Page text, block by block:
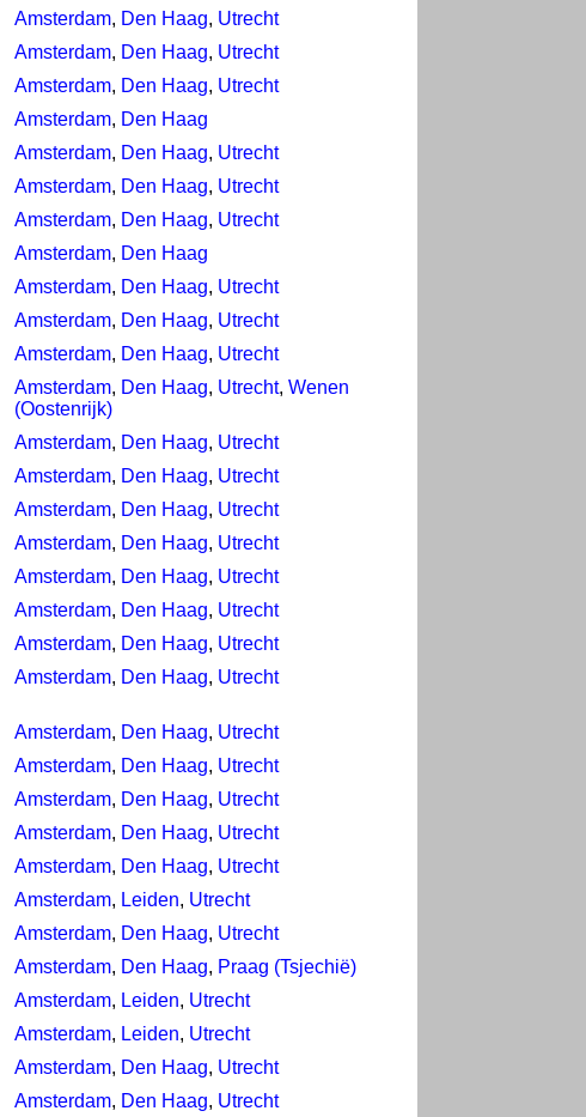
Amsterdam, Den Haag, Utrecht
Amsterdam, Den Haag, Utrecht
Amsterdam, Den Haag, Utrecht
Amsterdam, Den Haag
Amsterdam, Den Haag, Utrecht
Amsterdam, Den Haag, Utrecht
Amsterdam, Den Haag, Utrecht
Amsterdam, Den Haag
Amsterdam, Den Haag, Utrecht
Amsterdam, Den Haag, Utrecht
Amsterdam, Den Haag, Utrecht
Amsterdam, Den Haag, Utrecht, Wenen
(Oostenrijk)
Amsterdam, Den Haag, Utrecht
Amsterdam, Den Haag, Utrecht
Amsterdam, Den Haag, Utrecht
Amsterdam, Den Haag, Utrecht
Amsterdam, Den Haag, Utrecht
Amsterdam, Den Haag, Utrecht
Amsterdam, Den Haag, Utrecht
Amsterdam, Den Haag, Utrecht
Amsterdam, Den Haag, Utrecht
Amsterdam, Den Haag, Utrecht
Amsterdam, Den Haag, Utrecht
Amsterdam, Den Haag, Utrecht
Amsterdam, Den Haag, Utrecht
Amsterdam, Leiden, Utrecht
Amsterdam, Den Haag, Utrecht
Amsterdam, Den Haag, Praag (Tsjechië)
Amsterdam, Leiden, Utrecht
Amsterdam, Leiden, Utrecht
Amsterdam, Den Haag, Utrecht
Amsterdam, Den Haag, Utrecht